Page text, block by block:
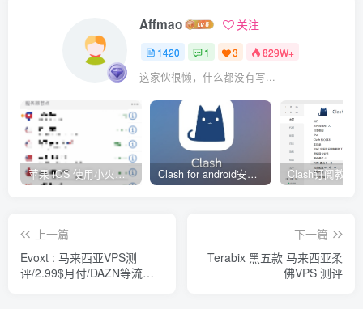
Affmao 关注
1420 1 3 829W+
这家伙很懒，什么都没有写...
苹果 iOS 使用小火箭(shadowrocket)新手教程 Clash for android安卓客户端保姆级新手使用教程
上一篇
Evoxt : 马来西亚VPS测
评/2.99$月付/DAZN等流媒
下一篇
Terabix 黑五款 马来西亚柔
佛VPS 测评